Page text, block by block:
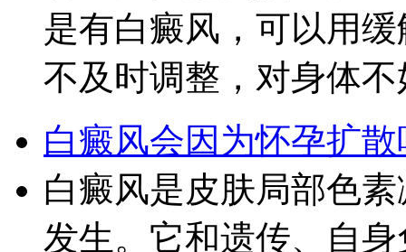
是有白癜风，可以用
不及时调整，对身体
白癜风会因为怀孕扩散
白癜风是皮肤局部色
发生。它和遗传、自